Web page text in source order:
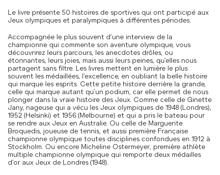
Le livre présente 50 histoires de sportives qui ont participé aux
Jeux olympiques et paralympiques à différentes périodes.
Accompagnée le plus souvent d’une interview de la
championne qui commente son aventure olympique, vous
découvrirez leurs parcours, les anecdotes drôles, ou
étonnantes, leurs joies, mais aussi leurs peines, qu’elles nous
partagent sans filtre. Les livres mettent en lumière le plus
souvent les médaillées, l’excellence, en oubliant la belle histoire
qui marque les esprits. Cette petite histoire derrière la grande,
celle qui marque autant qu’un podium, car elle permet de nous
plonger dans la vraie histoire des Jeux. Comme celle de Ginette
Jany, nageuse qui a vécu les Jeux olympiques de 1948 (Londres),
1952 (Helsinki) et 1956 (Melbourne) et qui a pris le bateau pour
se rendre aux Jeux en Australie. Ou celle de Marguerite
Broquedis, joueuse de tennis, et aussi première Française
championne olympique toutes disciplines confondues en 1912 à
Stockholm. Ou encore Micheline Ostermeyer, première athlète
multiple championne olympique qui remporte deux médailles
d’or aux Jeux de Londres (1948).